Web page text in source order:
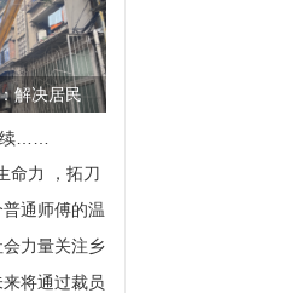
解决居民
……
命力 ，拓刀
通师傅的温
力量关注乡
将通过裁员